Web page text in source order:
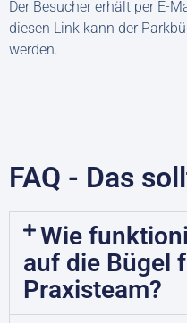
Der Besucher erhält per E-
diesen Link kann der
werden.
FAQ - Das
Wie
auf die Bügel
Praxisteam?